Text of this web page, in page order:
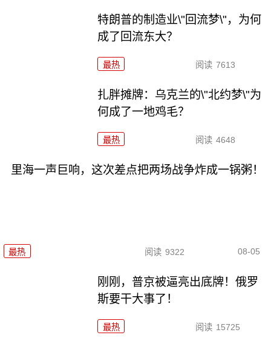
特朗普的制造业\"回流梦\"，为何
成了回流东大？
最热 阅读 7613
扎胖摊牌：乌克兰的\"北约梦\"为
何成了一地鸡毛？
最热 阅读 4648
里海一声巨响，这次差点把两场战争炸成一锅粥！
最热 阅读 9322 08-05
刚刚，普京被逼亮出底牌！俄罗
斯要干大事了！
最热 阅读 15725